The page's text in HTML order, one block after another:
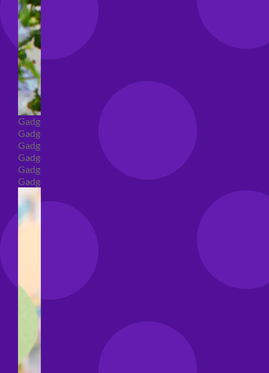
Gadget
Gadget addio al nubilato
Gadget Laurea
Gadget addio al celibato
Gadget per compleanno
Gadget generici